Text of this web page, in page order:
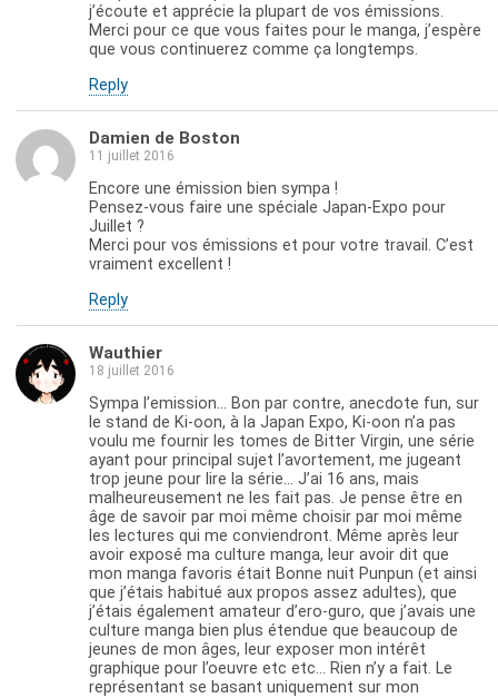
j’écoute et apprécie la plupart de vos émissions.
Merci pour ce que vous faites pour le manga, j’espère
que vous continuerez comme ça longtemps.
Reply
Damien de Boston
11 juillet 2016
Encore une émission bien sympa !
Pensez-vous faire une spéciale Japan-Expo pour
Juillet ?
Merci pour vos émissions et pour votre travail. C’est
vraiment excellent !
Reply
Wauthier
18 juillet 2016
Sympa l’emission… Bon par contre, anecdote fun, sur
le stand de Ki-oon, à la Japan Expo, Ki-oon n’a pas
voulu me fournir les tomes de Bitter Virgin, une série
ayant pour principal sujet l’avortement, me jugeant
trop jeune pour lire la série… J’ai 16 ans, mais
malheureusement ne les fait pas. Je pense être en
âge de savoir par moi même choisir par moi même
les lectures qui me conviendront. Même après leur
avoir exposé ma culture manga, leur avoir dit que
mon manga favoris était Bonne nuit Punpun (et ainsi
que j’étais habitué aux propos assez adultes), que
j’étais également amateur d’ero-guro, que j’avais une
culture manga bien plus étendue que beaucoup de
jeunes de mon âges, leur exposer mon intérêt
graphique pour l’oeuvre etc etc… Rien n’y a fait. Le
représentant se basant uniquement sur mon